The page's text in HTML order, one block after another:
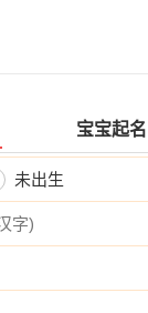
宝宝起名
未出生